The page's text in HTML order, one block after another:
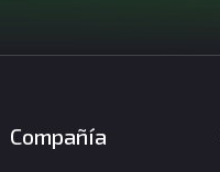
Compañía